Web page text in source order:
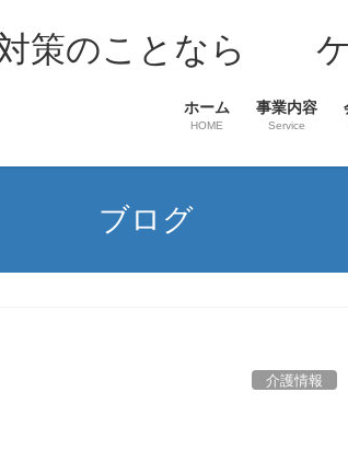
対策のことなら
ホーム
HOME
事業内容
Service
ブログ
介護情報